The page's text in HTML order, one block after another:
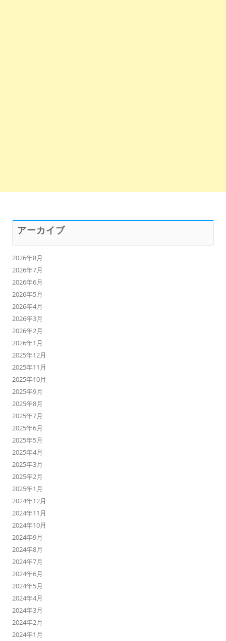
アーカイブ
2026年8月
2026年7月
2026年6月
2026年5月
2026年4月
2026年3月
2026年2月
2026年1月
2025年12月
2025年11月
2025年10月
2025年9月
2025年8月
2025年7月
2025年6月
2025年5月
2025年4月
2025年3月
2025年2月
2025年1月
2024年12月
2024年11月
2024年10月
2024年9月
2024年8月
2024年7月
2024年6月
2024年5月
2024年4月
2024年3月
2024年2月
2024年1月